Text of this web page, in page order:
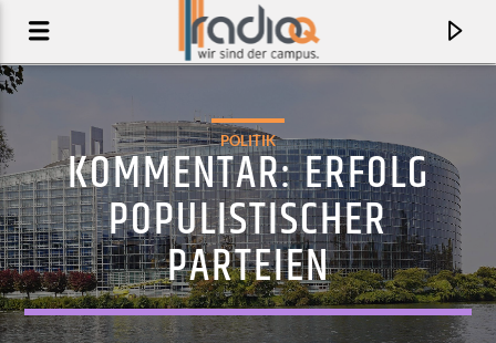
POLITIK
KOMMENTAR: ERFOLG
POPULISTISCHER
PARTEIEN